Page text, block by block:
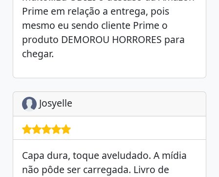
Prime em relação a entrega, pois
mesmo eu sendo cliente Prime o
produto DEMOROU HORRORES para
chegar.
Josyelle
Capa dura, toque aveludado. A mídia
não pôde ser carregada. Livro de